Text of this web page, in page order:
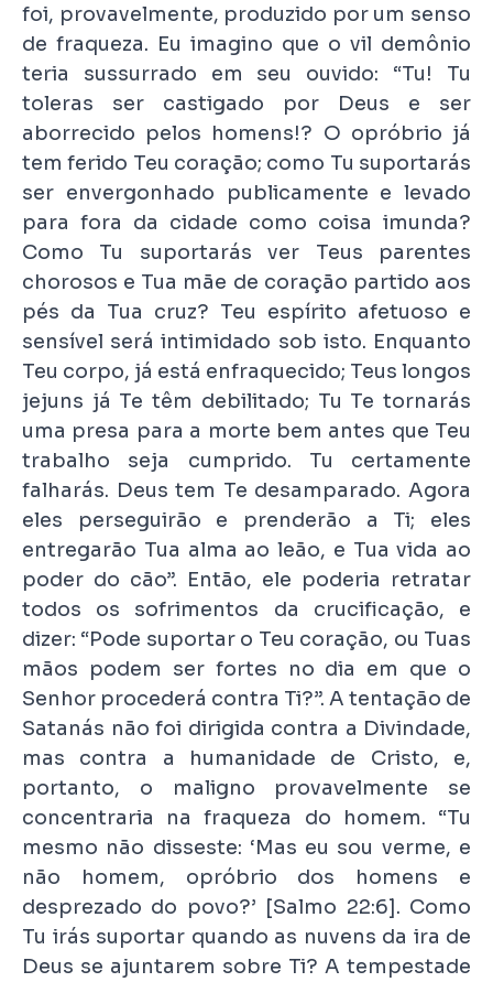
foi, provavelmente, produzido por um senso
de fraqueza. Eu imagino que o vil demônio
teria sussurrado em seu ouvido: “Tu! Tu
toleras ser castigado por Deus e ser
aborrecido pelos homens!? O opróbrio já
tem ferido Teu coração; como Tu suportarás
ser envergonhado publicamente e levado
para fora da cidade como coisa imunda?
Como Tu suportarás ver Teus parentes
chorosos e Tua mãe de coração partido aos
pés da Tua cruz? Teu espírito afetuoso e
sensível será intimidado sob isto. Enquanto
Teu corpo, já está enfraquecido; Teus longos
jejuns já Te têm debilitado; Tu Te tornarás
uma presa para a morte bem antes que Teu
trabalho seja cumprido. Tu certamente
falharás. Deus tem Te desamparado. Agora
eles perseguirão e prenderão a Ti; eles
entregarão Tua alma ao leão, e Tua vida ao
poder do cão”. Então, ele poderia retratar
todos os sofrimentos da crucificação, e
dizer: “Pode suportar o Teu coração, ou Tuas
mãos podem ser fortes no dia em que o
Senhor procederá contra Ti?”. A tentação de
Satanás não foi dirigida contra a Divindade,
mas contra a humanidade de Cristo, e,
portanto, o maligno provavelmente se
concentraria na fraqueza do homem. “Tu
mesmo não disseste: ‘Mas eu sou verme, e
não homem, opróbrio dos homens e
desprezado do povo?’ [Salmo 22:6]. Como
Tu irás suportar quando as nuvens da ira de
Deus se ajuntarem sobre Ti? A tempestade